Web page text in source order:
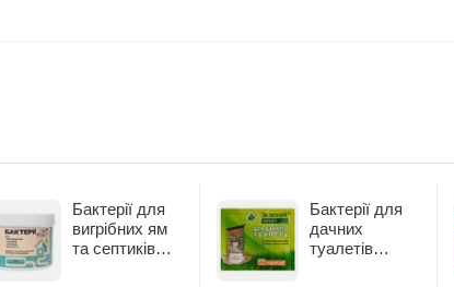
Бактерії для
вигрібних ям
та септиків
Бактерії для
дачних
туалетів